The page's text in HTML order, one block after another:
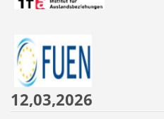
12,03,2026